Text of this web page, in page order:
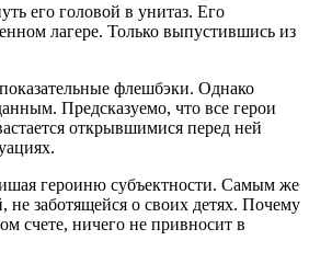
его головой в унитаз. Его
лагере. Только выпустившись из
флешбэки. Однако
Предсказуемо, что все герои
открывшимися перед ней
героиню субъектности. Самым же
заботящейся о своих детях. Почему
счете, ничего не привносит в